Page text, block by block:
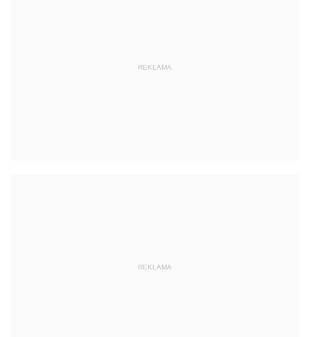
REKLAMA
REKLAMA